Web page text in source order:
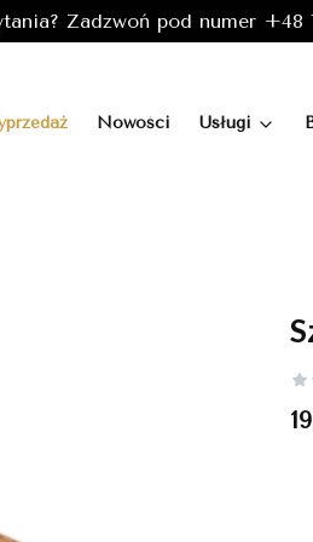
Zadzwoń pod numer +48
Nowości Usługi